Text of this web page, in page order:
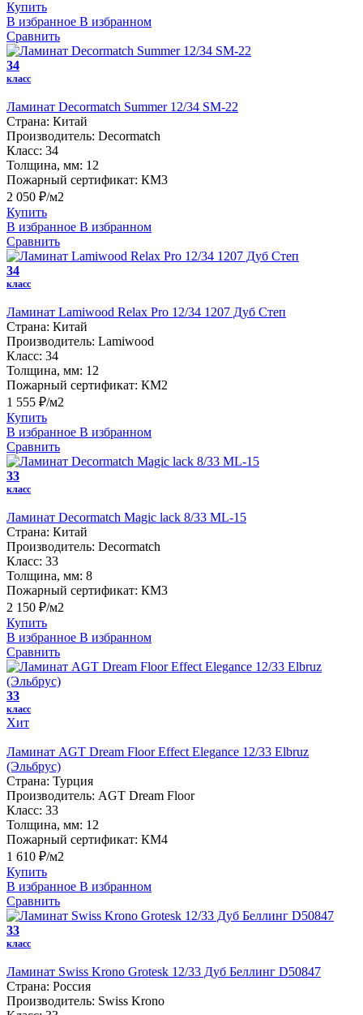
Купить
В избранное В избранном
Сравнить
34
класс
Ламинат Decormatch Summer 12/34 SM-22
Страна: Китай
Производитель: Decormatch
Класс: 34
Толщина, мм: 12
Пожарный сертификат: КМ3
2 050 ₽/м2
Купить
В избранное В избранном
Сравнить
34
класс
Ламинат Lamiwood Relax Pro 12/34 1207 Дуб Степ
Страна: Китай
Производитель: Lamiwood
Класс: 34
Толщина, мм: 12
Пожарный сертификат: КМ2
1 555 ₽/м2
Купить
В избранное В избранном
Сравнить
33
класс
Ламинат Decormatch Magic lack 8/33 ML-15
Страна: Китай
Производитель: Decormatch
Класс: 33
Толщина, мм: 8
Пожарный сертификат: КМ3
2 150 ₽/м2
Купить
В избранное В избранном
Сравнить
33
класс
Хит
Ламинат AGT Dream Floor Effect Elegance 12/33 Elbruz
(Эльбрус)
Страна: Турция
Производитель: AGT Dream Floor
Класс: 33
Толщина, мм: 12
Пожарный сертификат: КМ4
1 610 ₽/м2
Купить
В избранное В избранном
Сравнить
33
класс
Ламинат Swiss Krono Grotesk 12/33 Дуб Беллинг D50847
Страна: Россия
Производитель: Swiss Krono